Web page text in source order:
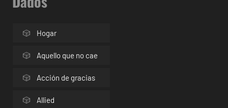
Hogar
Aquello que no cae
Acción de gracias
Allied